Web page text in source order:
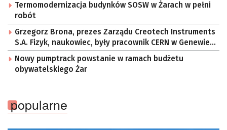
Termomodernizacja budynków SOSW w Żarach w pełni
robót
Grzegorz Brona, prezes Zarządu Creotech Instruments
S.A. Fizyk, naukowiec, były pracownik CERN w Genewie,
przedsiębiorca i nauczyciel akademicki, doktor
habilitowany nauk fizycznych, koordynator Rady
Sektorowej ds. Kompetencji Przemysłu Lotniczo-
Nowy pumptrack powstanie w ramach budżetu
obywatelskiego Żar
popularne